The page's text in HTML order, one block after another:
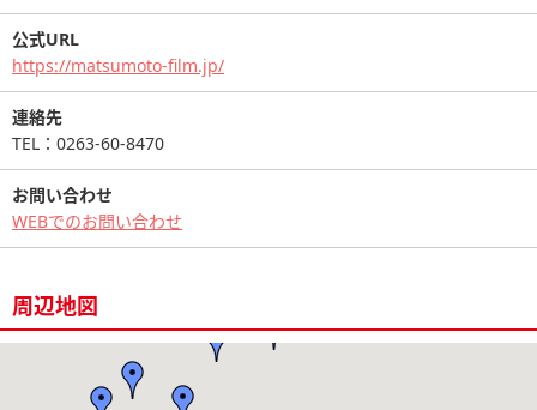
公式URL
https://matsumoto-film.jp/
連絡先
TEL：0263-60-8470
お問い合わせ
WEBでのお問い合わせ
周辺地図